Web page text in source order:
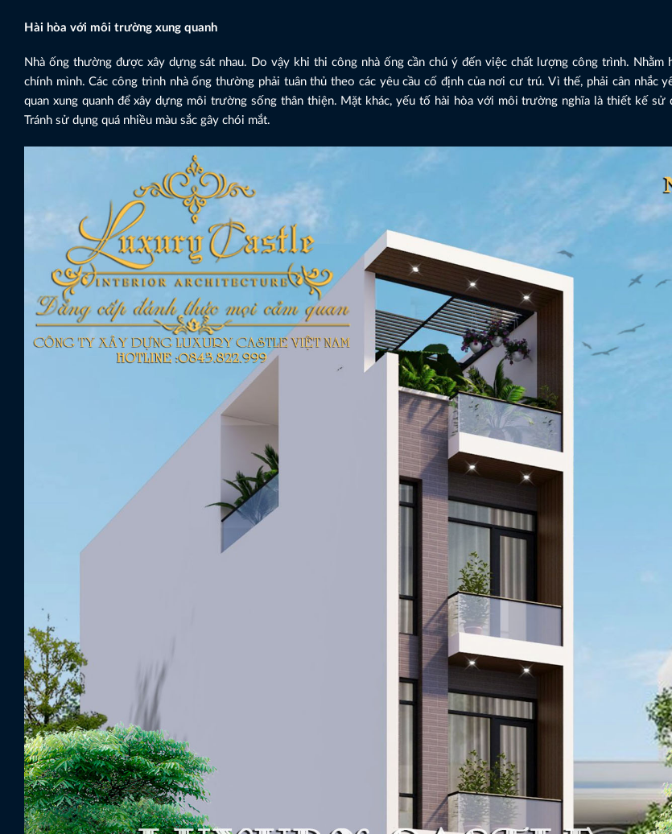
Hài hòa với môi trường xung quanh
Nhà ống thường được xây dựng sát nhau. Do vậy khi thi công nhà ống cần chú ý đến việc chất lượng công trình. Nhằm
chính mình. Các công trình nhà ống thường phải tuân thủ theo các yêu cầu cố định của nơi cư trú. Vì thế, phải cân nhắc
quan xung quanh để xây dựng môi trường sống thân thiện. Mặt khác, yếu tố hài hòa với môi trường nghĩa là thiết kế sử
Tránh sử dụng quá nhiều màu sắc gây chói mắt.